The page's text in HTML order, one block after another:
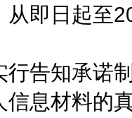
即日起至
知承诺制
信息材料的